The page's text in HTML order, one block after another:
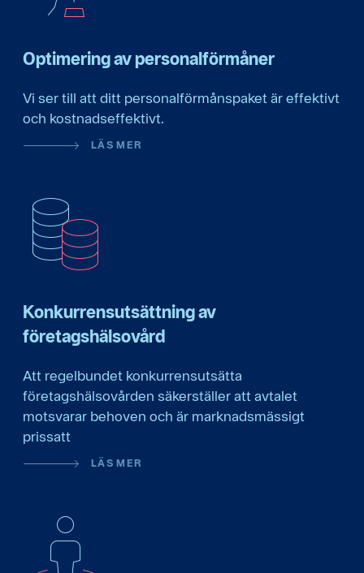
Optimering av personalförmåner
Vi ser till att ditt personalförmånspaket är effektivt
och kostnadseffektivt.
LÄS MER
Konkurrensutsättning av
företagshälsovård
Att regelbundet konkurrensutsätta
företagshälsovården säkerställer att avtalet
motsvarar behoven och är marknadsmässigt
prissatt
LÄS MER